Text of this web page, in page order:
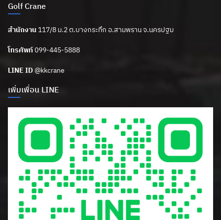
Golf Crane
สำนักงาน 117/8 ม.2 ต.บางกระทึก อ.สามพราน จ.นครปฐม
โทรศัพท์099-445-5888
LINE ID @kkcrane
เพิ่มเพื่อน LINE